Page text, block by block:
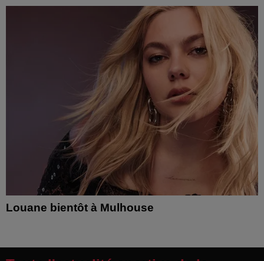
Louane bientôt à Mulhouse